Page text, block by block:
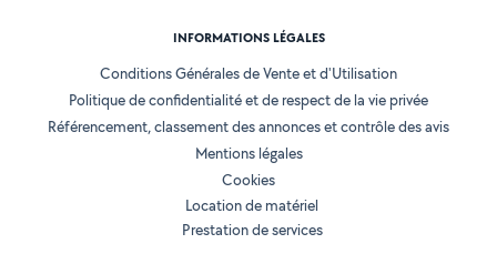
INFORMATIONS LÉGALES
Conditions Générales de Vente et d'Utilisation
Politique de confidentialité et de respect de la vie privée
Référencement, classement des annonces et contrôle des avis
Mentions légales
Cookies
Location de matériel
Prestation de services